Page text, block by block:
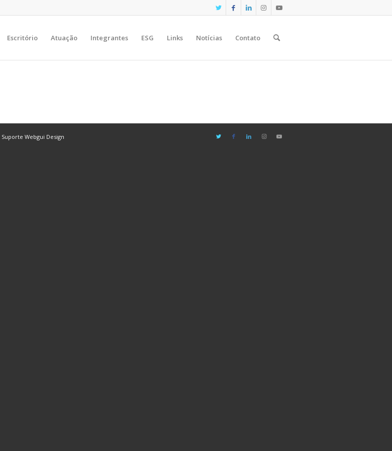
Escritório Atuação Integrantes ESG Links Notícias Contato
Suporte Webgui Design